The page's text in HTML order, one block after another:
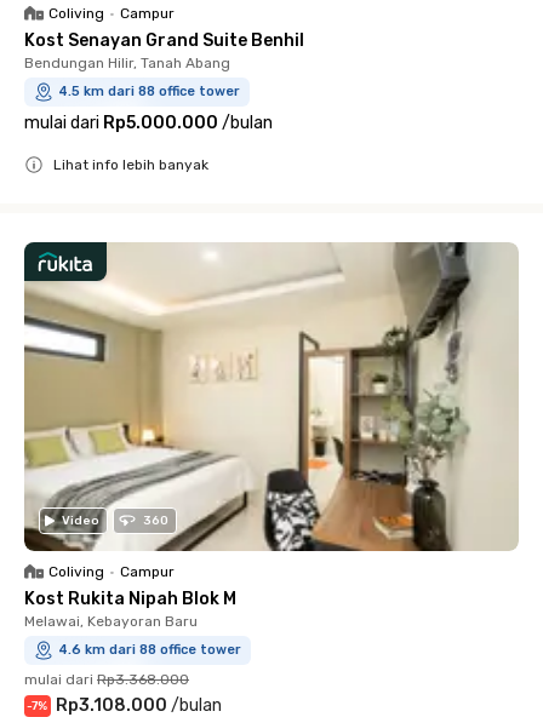
Coliving • Campur
Kost Senayan Grand Suite Benhil
Bendungan Hilir, Tanah Abang
4.5 km dari 88 office tower
mulai dari Rp5.000.000 /bulan
Lihat info lebih banyak
Video 360
Coliving • Campur
Kost Rukita Nipah Blok M
Melawai, Kebayoran Baru
4.6 km dari 88 office tower
mulai dari Rp3.368.000
-7% Rp3.108.000 /bulan